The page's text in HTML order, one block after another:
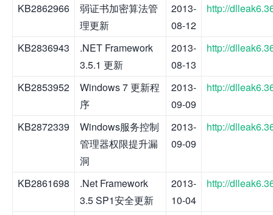
KB2862966
弱证书加密算法管
理更新
2013-
08-12
http://
KB2836943
.NET Framework
3.5.1 更新
2013-
08-13
http://
KB2853952
Windows 7 更新程
序
2013-
09-09
http://
KB2872339
Windows服务控制
管理器权限提升漏
洞
2013-
09-09
http://
KB2861698
.Net Framework
3.5 SP1安全更新
2013-
10-04
http://